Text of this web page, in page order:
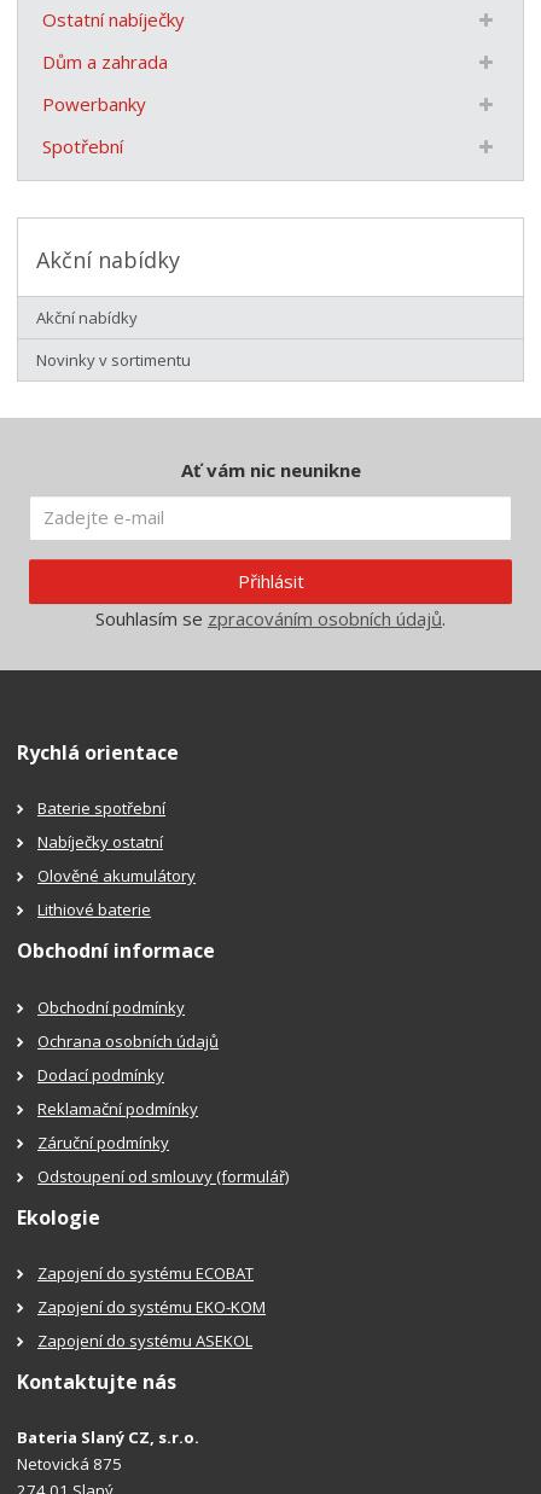
Ostatní nabíječky
Dům a zahrada
Powerbanky
Spotřební
Akční nabídky
Akční nabídky
Novinky v sortimentu
Ať vám nic neunikne
Přihlásit
Souhlasím se zpracováním osobních údajů.
Rychlá orientace
Baterie spotřební
Nabíječky ostatní
Olověné akumulátory
Lithiové baterie
Obchodní informace
Obchodní podmínky
Ochrana osobních údajů
Dodací podmínky
Reklamační podmínky
Záruční podmínky
Odstoupení od smlouvy (formulář)
Ekologie
Zapojení do systému ECOBAT
Zapojení do systému EKO-KOM
Zapojení do systému ASEKOL
Kontaktujte nás
Bateria Slaný CZ, s.r.o.
Netovická 875